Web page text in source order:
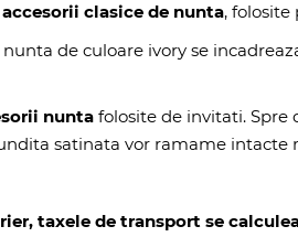
accesorii clasice de nunta,
nunta de culoare ivory se
nunta folosite de invitati. Spre
satinata vor ramame
taxele de transport se